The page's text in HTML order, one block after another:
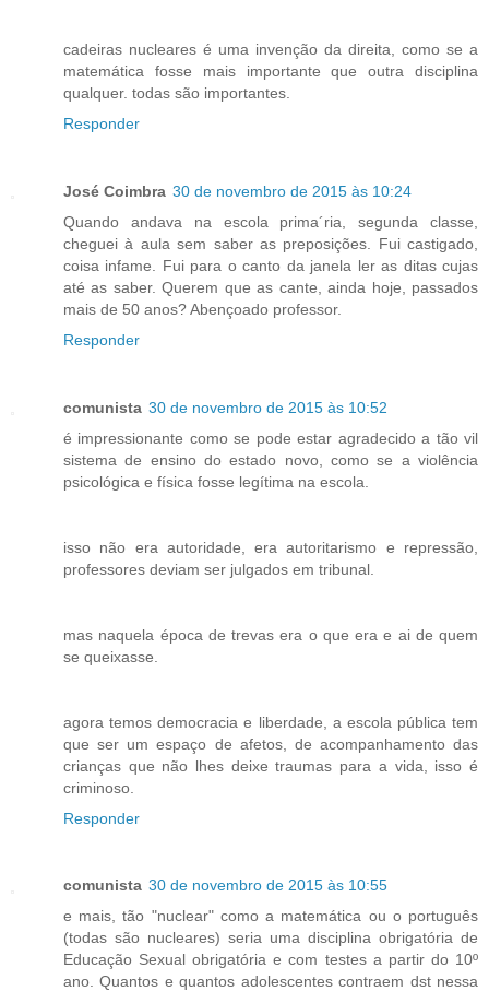
cadeiras nucleares é uma invenção da direita, como se a
matemática fosse mais importante que outra disciplina
qualquer. todas são importantes.
Responder
José Coimbra 30 de novembro de 2015 às 10:24
Quando andava na escola prima´ria, segunda classe,
cheguei à aula sem saber as preposições. Fui castigado,
coisa infame. Fui para o canto da janela ler as ditas cujas
até as saber. Querem que as cante, ainda hoje, passados
mais de 50 anos? Abençoado professor.
Responder
comunista 30 de novembro de 2015 às 10:52
é impressionante como se pode estar agradecido a tão vil
sistema de ensino do estado novo, como se a violência
psicológica e física fosse legítima na escola.
isso não era autoridade, era autoritarismo e repressão,
professores deviam ser julgados em tribunal.
mas naquela época de trevas era o que era e ai de quem
se queixasse.
agora temos democracia e liberdade, a escola pública tem
que ser um espaço de afetos, de acompanhamento das
crianças que não lhes deixe traumas para a vida, isso é
criminoso.
Responder
comunista 30 de novembro de 2015 às 10:55
e mais, tão "nuclear" como a matemática ou o português
(todas são nucleares) seria uma disciplina obrigatória de
Educação Sexual obrigatória e com testes a partir do 10º
ano. Quantos e quantos adolescentes contraem dst nessa